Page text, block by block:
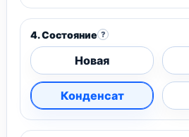
4. Состояние ?
Новая
Конденсат